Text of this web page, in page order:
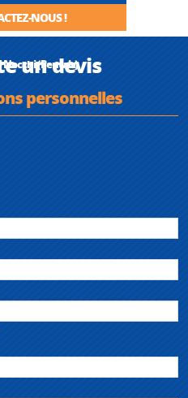
NOUS !
un devis
Nocchi (Pentair)
personnelles